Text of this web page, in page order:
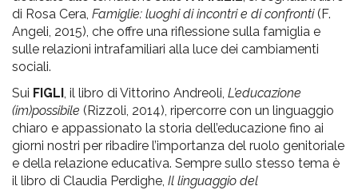
di Rosa Cera, Famiglie: luoghi di incontri e di confronti(F.
Angeli, 2015), che offre una riflessione sulla famiglia e
sulle relazioni intrafamiliari alla luce dei cambiamenti
sociali.
Sui FIGLI, il libro di Vittorino Andreoli, L’educazione
(im)possibile (Rizzoli, 2014), ripercorre con un linguaggio
chiaro e appassionato la storia dell’educazione fino ai
giorni nostri per ribadire l’importanza del ruolo genitoriale
e della relazione educativa. Sempre sullo stesso tema è
il libro di Claudia Perdighe, Il linguaggio del